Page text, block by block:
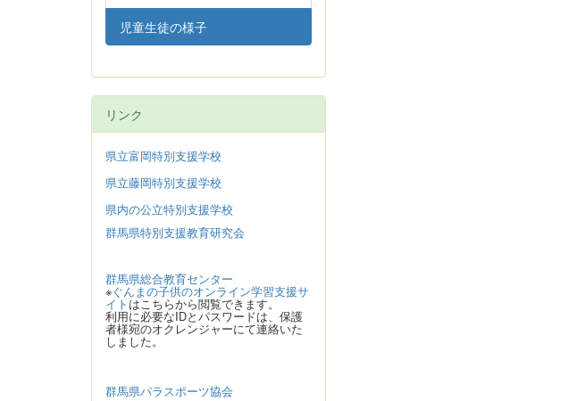
児童生徒の様子
リンク
県立富岡特別支援学校
県立藤岡特別支援学校
県内の公立特別支援学校
群馬県特別支援教育研究会
群馬県総合教育センター
※ぐんまの子供のオンライン学習支援サ
イト はこちらから閲覧できます。
利用に必要なIDとパスワードは、保護
者様宛のオクレンジャーにて連絡いた
しました。
群馬県パラスポーツ協会